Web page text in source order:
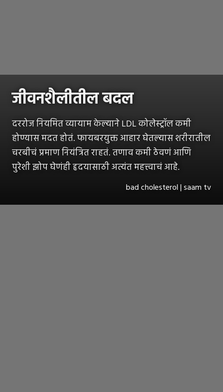
जीवनशैलीतील बदल
दररोज नियमित व्यायाम केल्याने LDL कोलेस्ट्रॉल कमी
होण्यास मदत होतं. फायबरयुक्त आहार घेतल्यास शरीरातील
चरबीचं प्रमाण नियंत्रित राहतं. तणाव कमी ठेवणं आणि
पुरेशी झोप घेणंही हृदयासाठी अत्यंत महत्त्वाचं आहे.
bad cholesterol | saam tv